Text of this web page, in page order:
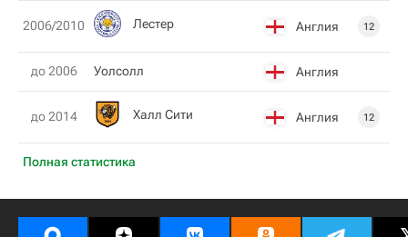
Полная статистика
2006/2010 Лестер Англия 12
до 2006 Уолсолл Англия
до 2014 Халл Сити Англия 12